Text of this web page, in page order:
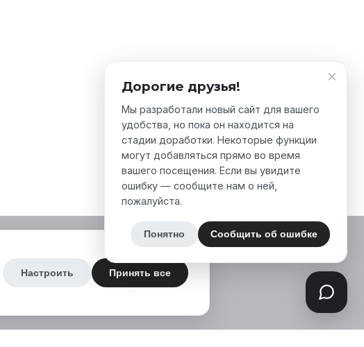
Настроить Принять все
×
Дорогие друзья!
Мы разработали новый сайт для вашего
удобства, но пока он находится на
стадии доработки. Некоторые функции
могут добавляться прямо во время
вашего посещения. Если вы увидите
ошибку — сообщите нам о ней,
пожалуйста.
Понятно Сообщить об ошибке